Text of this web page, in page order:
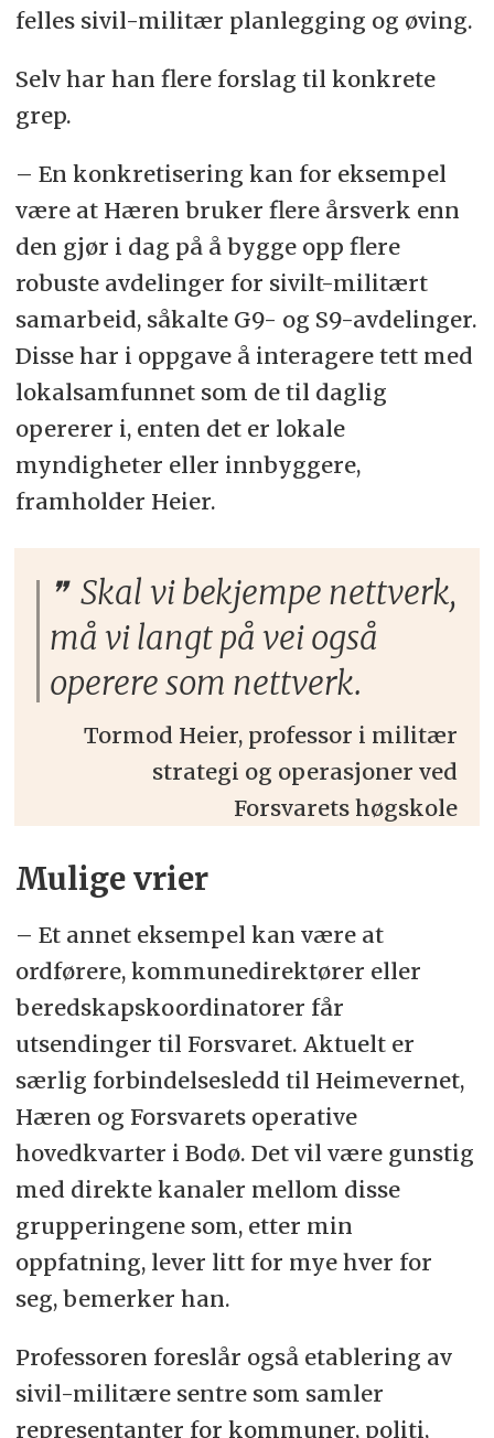
felles sivil-militær planlegging og øving.
Selv har han flere forslag til konkrete
grep.
– En konkretisering kan for eksempel
være at Hæren bruker flere årsverk enn
den gjør i dag på å bygge opp flere
robuste avdelinger for sivilt-militært
samarbeid, såkalte G9- og S9-avdelinger.
Disse har i oppgave å interagere tett med
lokalsamfunnet som de til daglig
opererer i, enten det er lokale
myndigheter eller innbyggere,
framholder Heier.
Skal vi bekjempe nettverk,
må vi langt på vei også
operere som nettverk.
Tormod Heier, professor i militær
strategi og operasjoner ved
Forsvarets høgskole
Mulige vrier
– Et annet eksempel kan være at
ordførere, kommunedirektører eller
beredskapskoordinatorer får
utsendinger til Forsvaret. Aktuelt er
særlig forbindelsesledd til Heimevernet,
Hæren og Forsvarets operative
hovedkvarter i Bodø. Det vil være gunstig
med direkte kanaler mellom disse
grupperingene som, etter min
oppfatning, lever litt for mye hver for
seg, bemerker han.
Professoren foreslår også etablering av
sivil-militære sentre som samler
representanter for kommuner, politi,